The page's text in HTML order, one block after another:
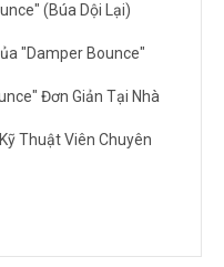
(Búa Dội Lại)
"Damper Bounce"
Đơn Giản Tại Nhà
Thuật Viên Chuyên